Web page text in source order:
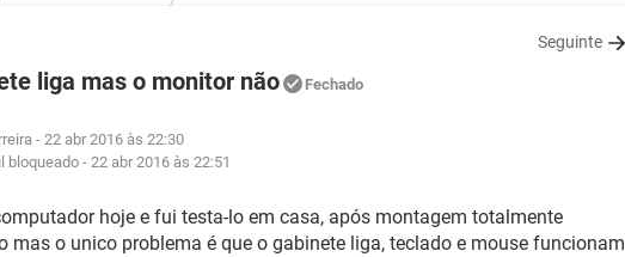
Seguinte
liga mas o monitor não Fechado
- 22 abr 2016 às 22:30
bloqueado -22 abr 2016 às 22:51
hoje e fui testa-lo em casa, após montagem totalmente
mas o unico problema é que o gabinete liga, teclado e mouse funcionam